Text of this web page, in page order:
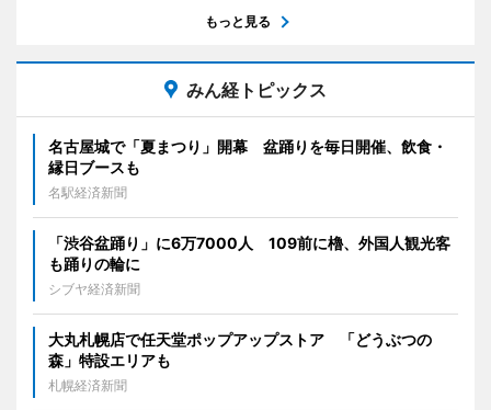
もっと見る
みん経トピックス
名古屋城で「夏まつり」開幕 盆踊りを毎日開催、飲食・
縁日ブースも
名駅経済新聞
「渋谷盆踊り」に6万7000人 109前に櫓、外国人観光客
も踊りの輪に
シブヤ経済新聞
大丸札幌店で任天堂ポップアップストア 「どうぶつの
森」特設エリアも
札幌経済新聞